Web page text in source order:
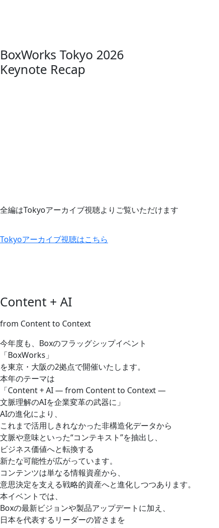
BoxWorks Tokyo 2026
Keynote Recap
全編はTokyoアーカイブ視聴よりご覧いただけます
Tokyoアーカイブ視聴はこちら
Content + AI
from Content to Context
今年度も、Boxのフラッグシップイベント
「BoxWorks」
を東京・大阪の2拠点で開催いたします。
本年のテーマは
「Content + AI ― from Content to Context ―
文脈理解のAIを企業変革の武器に」
AIの進化により、
これまで活用しきれなかった非構造化データから
文脈や意味といった“コンテキスト”を抽出し、
ビジネス価値へと転換する
新たな可能性が広がっています。
コンテンツは単なる情報資産から、
意思決定を支える戦略的資産へと進化しつつあります。
本イベントでは、
Boxの最新ビジョンや製品アップデートに加え、
日本を代表するリーダーの皆さまを